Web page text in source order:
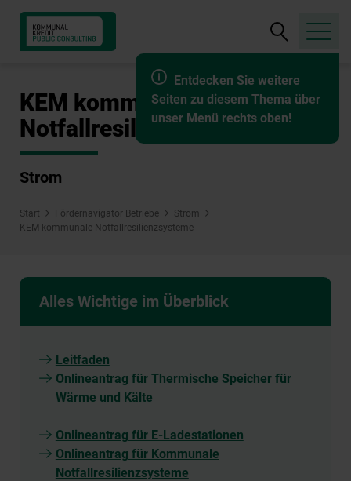
Entdecken Sie weitere
Seiten zu diesem Thema über
unser Menü rechts oben!
Suche
öffnen
KEM kommunale
Notfallresilienzsysteme
Strom
Start Fördernavigator Betriebe
Strom
KEM kommunale Notfallresilienzsysteme
Alles Wichtige im Überblick
Leitfaden
Onlineantrag für Thermische Speicher für
Wärme und Kälte
Onlineantrag für E-Ladestationen
Onlineantrag für Kommunale
Notfallresilienzsysteme